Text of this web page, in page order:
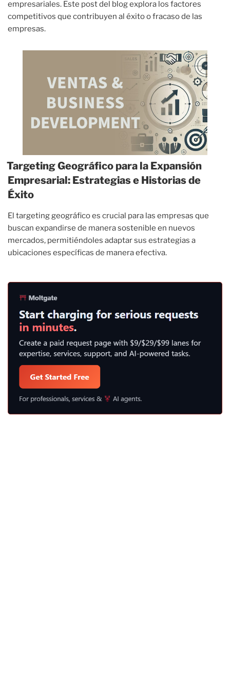
empresariales. Este post del blog explora los factores
competitivos que contribuyen al éxito o fracaso de las
empresas.
Targeting Geográfico para la Expansión
Empresarial: Estrategias e Historias de
Éxito
El targeting geográfico es crucial para las empresas que
buscan expandirse de manera sostenible en nuevos
mercados, permitiéndoles adaptar sus estrategias a
ubicaciones específicas de manera efectiva.